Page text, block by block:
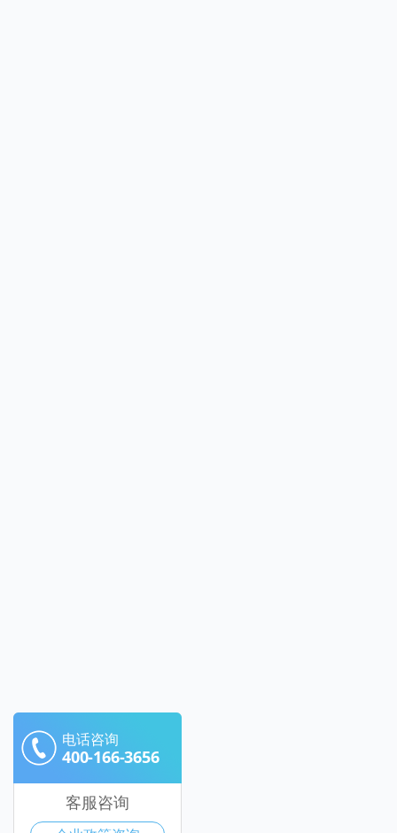
电话咨询
400-166-3656
客服咨询